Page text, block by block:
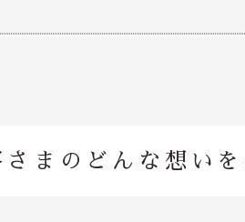
さまのどんな想いを